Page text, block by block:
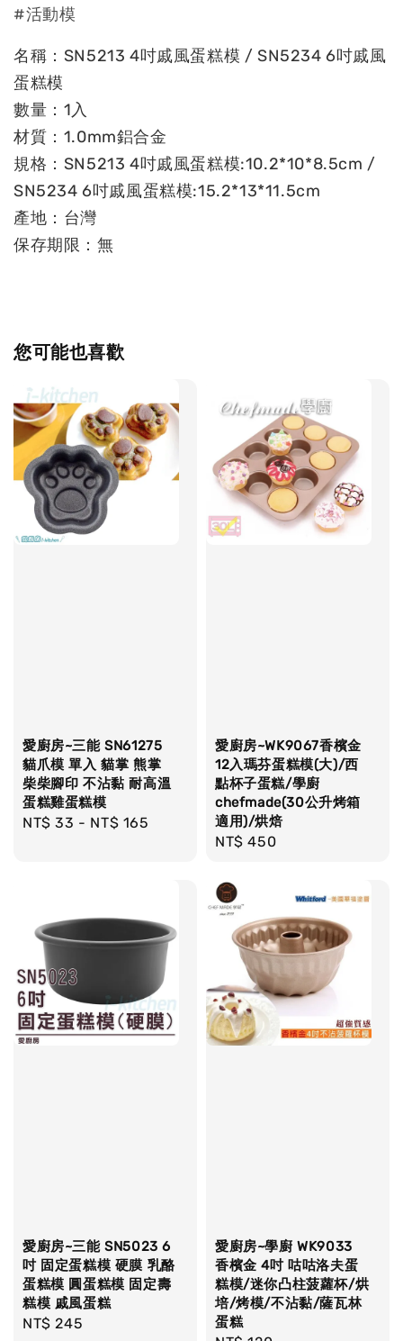
#活動模
名稱：SN5213 4吋戚風蛋糕模 / SN5234 6吋戚風
蛋糕模
數量：1入
材質：1.0mm鋁合金
規格：SN5213 4吋戚風蛋糕模:10.2*10*8.5cm /
SN5234 6吋戚風蛋糕模:15.2*13*11.5cm
產地：台灣
保存期限：無
您可能也喜歡
愛廚房~三能 SN61275
貓爪模 單入 貓掌 熊掌
柴柴腳印 不沾黏 耐高溫
蛋糕雞蛋糕模
Regular
NT$ 33 - NT$ 165
愛廚房~WK9067香檳金
12入瑪芬蛋糕模(大)/西
點杯子蛋糕/學廚
chefmade(30公升烤箱
適用)/烘焙
Regular
NT$ 450
愛廚房~三能 SN5023 6
吋 固定蛋糕模 硬膜 乳酪
蛋糕模 圓蛋糕模 固定壽
糕模 戚風蛋糕
Regular
NT$ 245
愛廚房~學廚 WK9033
香檳金 4吋 咕咕洛夫蛋
糕模/迷你凸柱菠蘿杯/烘
培/烤模/不沾黏/薩瓦林
蛋糕